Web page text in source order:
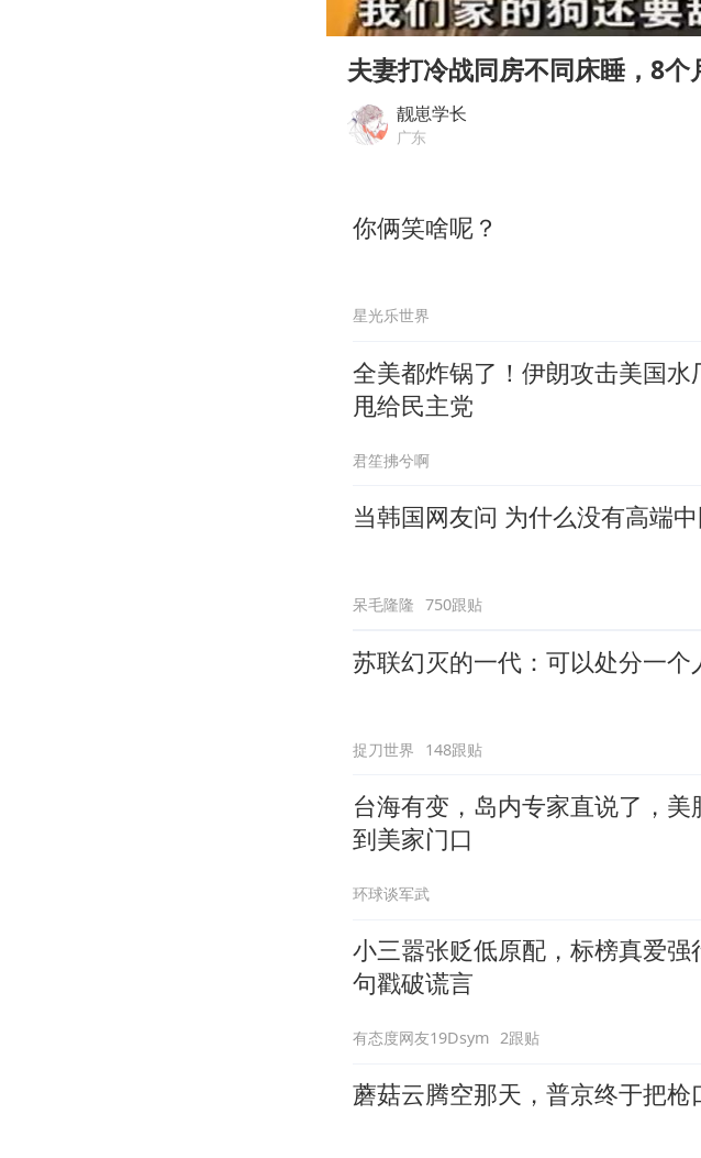
《欢迎来龙餐馆》口
Play
00:00
夫妻打冷战同房不同床睡，8
靓崽学长
广东
你俩笑啥呢？
星光乐世界
全美都炸锅了！伊朗攻击美国
甩给民主党
君笙拂兮啊
当韩国网友问 为什么没有高端
呆毛隆隆 750跟贴
苏联幻灭的一代：可以处分一
捉刀世界 148跟贴
台海有变，岛内专家直说了，
到美家门口
环球谈军武
小三嚣张贬低原配，标榜真爱
句戳破谎言
有态度网友19Dsym 2跟贴
蘑菇云腾空那天，普京终于把